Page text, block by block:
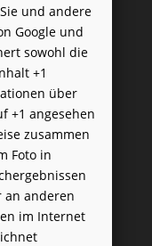
und andere
Google und
sowohl die
+1
über
+1 angesehen
zusammen
Foto in
an anderen
im Internet